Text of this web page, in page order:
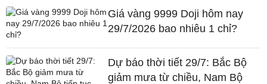
Giá vàng 9999 Doji hôm nay
29/7/2026 bao nhiêu 1 chỉ?
Dự báo thời tiết 29/7: Bắc Bộ
giảm mưa từ chiều, Nam Bộ